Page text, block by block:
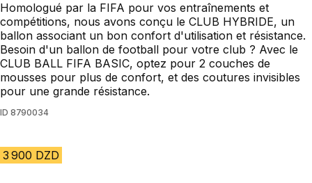
Homologué par la FIFA pour vos entraînements et
compétitions, nous avons conçu le CLUB HYBRIDE, un
ballon associant un bon confort d'utilisation et résistance.
Besoin d'un ballon de football pour votre club ? Avec le
CLUB BALL FIFA BASIC, optez pour 2 couches de
mousses pour plus de confort, et des coutures invisibles
pour une grande résistance.
ID 8790034
3 900 DZD